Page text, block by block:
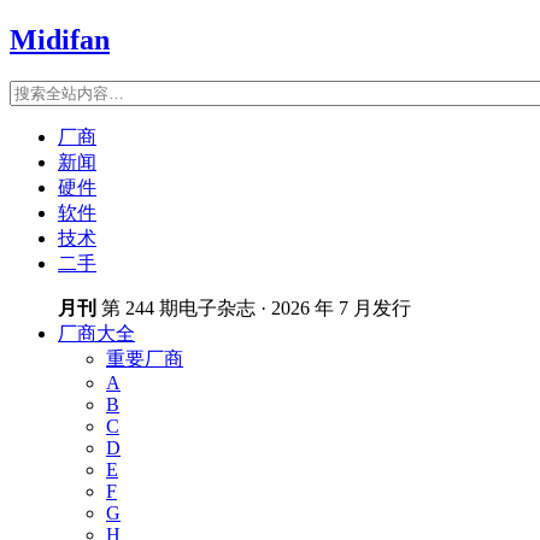
Midifan
厂商
新闻
硬件
软件
技术
二手
月刊 第 244 期电子杂志 · 2026 年 7 月发行
厂商大全
重要厂商
A
B
C
D
E
F
G
H